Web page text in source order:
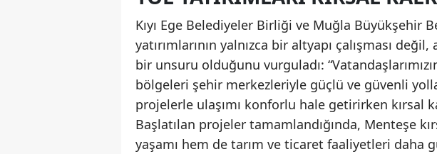
Kıyı Ege Belediyeler Birliği ve Muğla Büyükşehir
yatırımlarının yalnızca bir altyapı çalışması
bir unsuru olduğunu vurguladı:
bölgeleri şehir merkezleriyle güçlü ve güvenli
projelerle ulaşımı konforlu hale getirirken kırsal
Başlatılan projeler tamamlandığında, Menteşe
yaşamı hem de tarım ve ticaret faaliyetleri daha